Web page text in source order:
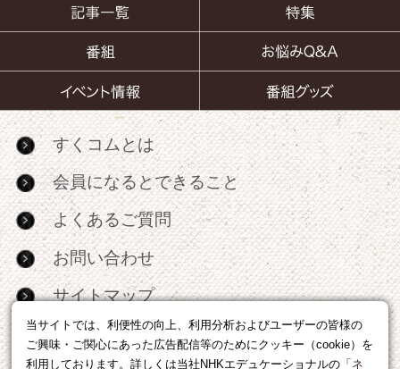
当サイトでは、利便性の向上、利用分析およびユーザーの皆様の
ご興味・ご関心にあった広告配信等のためにクッキー（cookie）を
利用しております。詳しくは当社NHKエデュケーショナルの「 ネ
すくコムとは
会員になるとできること
よくあるご質問
お問い合わせ
サイトマップ
RSS